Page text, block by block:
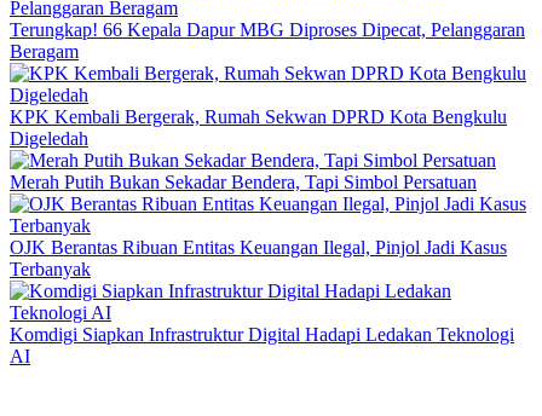
Terungkap! 66 Kepala Dapur MBG Diproses Dipecat, Pelanggaran
Beragam
KPK Kembali Bergerak, Rumah Sekwan DPRD Kota Bengkulu
Digeledah
Merah Putih Bukan Sekadar Bendera, Tapi Simbol Persatuan
OJK Berantas Ribuan Entitas Keuangan Ilegal, Pinjol Jadi Kasus
Terbanyak
Komdigi Siapkan Infrastruktur Digital Hadapi Ledakan Teknologi
AI